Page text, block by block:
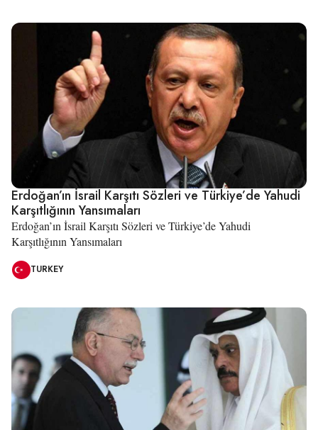
Erdoğan’ın İsrail Karşıtı Sözleri ve Türkiye’de Yahudi
Karşıtlığının Yansımaları
Erdoğan’ın İsrail Karşıtı Sözleri ve Türkiye’de Yahudi
Karşıtlığının Yansımaları
TURKEY